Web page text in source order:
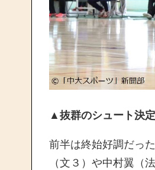
▲抜群のシュート決
前半は終始好調だっ
（文３）や中村翼（